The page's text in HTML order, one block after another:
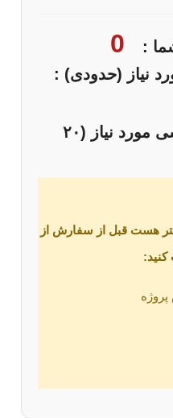
:
0
نیاز (حدودی) :
تعداد کیسه پودر بندکشی مورد نیاز (۲۰
هست قبل از سفارش از